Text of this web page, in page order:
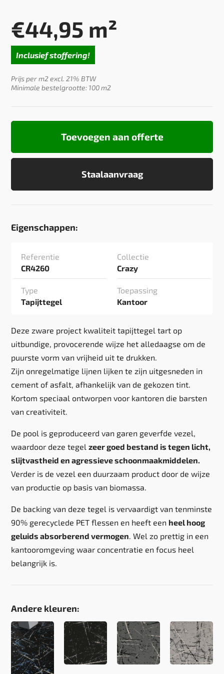
€44,95 m²
Inclusief stoffering!
Prijs per m2 excl. 21% BTW
Minimale bestelgrootte: 100 m2
Staalaanvraag
Toevoegen aan offerte
Eigenschappen:
Referentie
CR4260
Collectie
Crazy
Type
Tapijttegel
Toepassing
Kantoor
Deze zware project kwaliteit tapijttegel tart op
uitbundige, provocerende wijze het alledaagse om de
puurste vorm van vrijheid uit te drukken.
Zijn onregelmatige lijnen lijken te zijn uitgesneden in
cement of asfalt, afhankelijk van de gekozen tint.
Kortom speciaal ontworpen voor kantoren die barsten
van creativiteit.
De pool is geproduceerd van garen geverfde vezel,
waardoor deze tegelzeer goed bestand is tegen licht,
slijtvastheid en agressieve schoonmaakmiddelen.
Verder is de vezel een duurzaam product door de wijze
van productie op basis van biomassa.
De backing van deze tegel is vervaardigt van tenminste
90% gerecyclede PET flessen en heeft een heel hoog
geluids absorberend vermogen. Wel zo prettig in een
kantooromgeving waar concentratie en focus heel
belangrijk is.
Andere kleuren: